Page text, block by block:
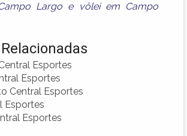
Largo e vôlei em Campo
Esportes
Esportes
Central Esportes
Esportes
Esportes